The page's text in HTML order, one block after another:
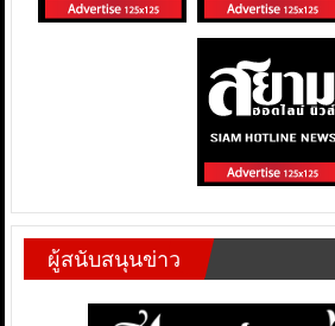
ผู้สนับสนุนข่าว